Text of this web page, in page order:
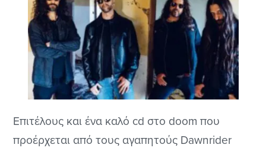
Επιτέλους και ένα καλό cd στο doom που
προέρχεται από τους αγαπητούς Dawnrider